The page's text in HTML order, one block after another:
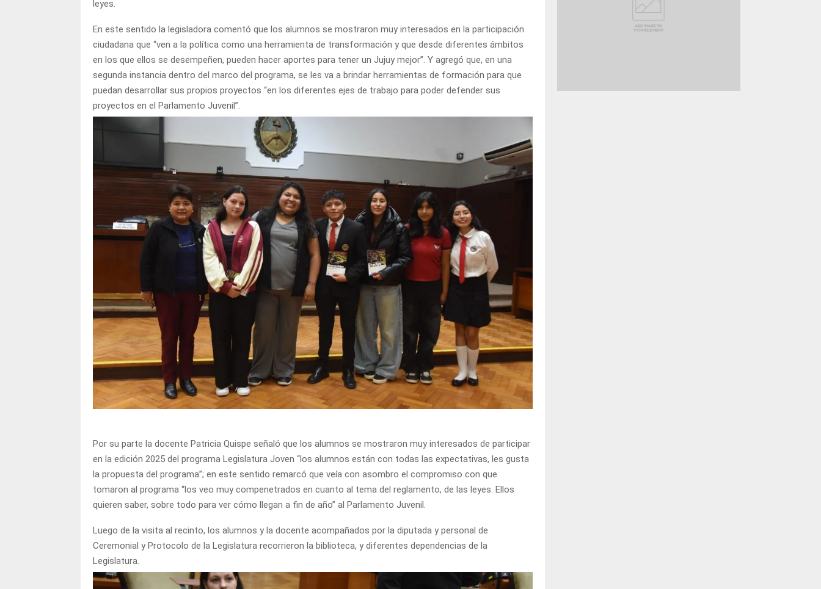
leyes.
En este sentido la legisladora comentó que los alumnos se mostraron muy interesados en la participación
ciudadana que “ven a la política como una herramienta de transformación y que desde diferentes ámbitos
en los que ellos se desempeñen, pueden hacer aportes para tener un Jujuy mejor”. Y agregó que, en una
segunda instancia dentro del marco del programa, se les va a brindar herramientas de formación para que
puedan desarrollar sus propios proyectos “en los diferentes ejes de trabajo para poder defender sus
proyectos en el Parlamento Juvenil”.
Por su parte la docente Patricia Quispe señaló que los alumnos se mostraron muy interesados de participar
en la edición 2025 del programa Legislatura Joven “los alumnos están con todas las expectativas, les gusta
la propuesta del programa”; en este sentido remarcó que veía con asombro el compromiso con que
tomaron al programa “los veo muy compenetrados en cuanto al tema del reglamento, de las leyes. Ellos
quieren saber, sobre todo para ver cómo llegan a fin de año” al Parlamento Juvenil.
Luego de la visita al recinto, los alumnos y la docente acompañados por la diputada y personal de
Ceremonial y Protocolo de la Legislatura recorrieron la biblioteca, y diferentes dependencias de la
Legislatura.